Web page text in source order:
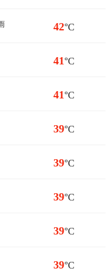
42°C
41°C
41°C
39°C
39°C
39°C
39°C
39°C